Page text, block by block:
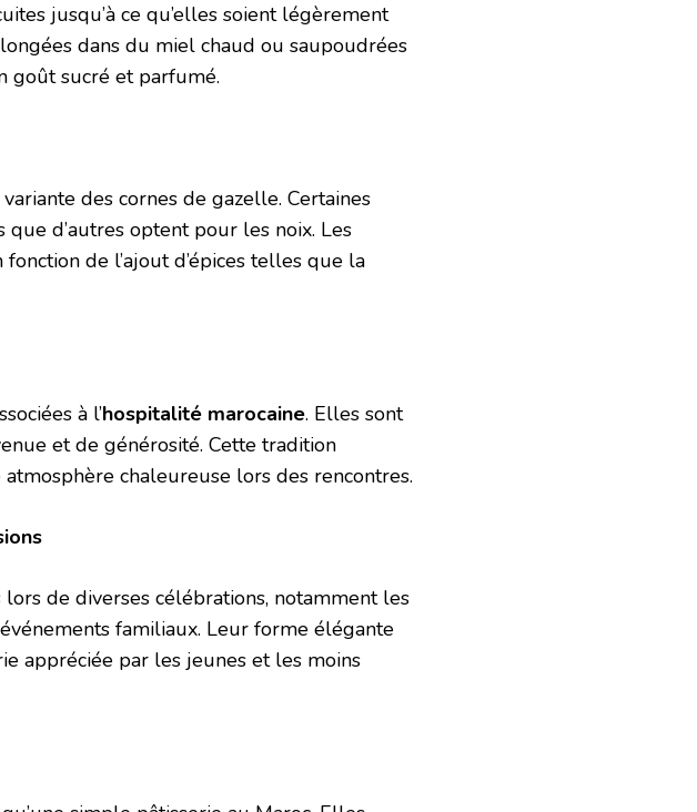
jusqu’à ce qu’elles soient légèrement
dans du miel chaud ou saupoudrées
goût sucré et parfumé.
des cornes de gazelle. Certaines
d’autres optent pour les noix. Les
de l’ajout d’épices telles que la
à l’hospitalité marocaine. Elles sont
et de générosité. Cette tradition
chaleureuse lors des rencontres.
de diverses célébrations, notamment les
familiaux. Leur forme élégante
appréciée par les jeunes et les moins